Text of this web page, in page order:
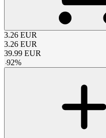
3.26 EUR
3.26 EUR
39.99 EUR
-92%